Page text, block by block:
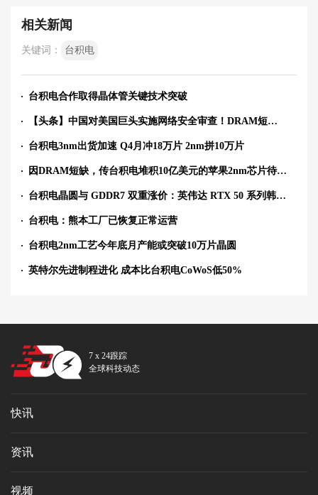
相关新闻
关键词： 台积电
台积电合作取得晶体管关键技术突破
【头条】中国对美国巨头实施网络安全审查！DRAM短缺，68亿苹果芯片无法封装；固晶设备双雄业绩狂飙；六氟化钨价格年内飙涨
台积电3nm出货加速 Q4月冲18万片 2nm拼10万片
因DRAM短缺，传台积电堆积10亿美元的苹果2nm芯片待封装
台积电晶圆与 GDDR7 双重涨价：英伟达 RTX 50 系列韩国最高涨价 30%，RTX 5090 最高涨至 730 万韩元
台积电：熊本工厂已恢复正常运营
台积电2nm工艺今年底月产能或突破10万片晶圆
英特尔先进制程进化 成本比台积电CoWoS低50%
7 x 24跟踪
全球科技动态
快讯
资讯
视频